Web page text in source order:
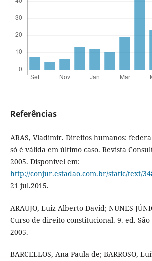
Referências
ARAS, Vladimir. Direitos humanos:
só é válida em último caso. Revista
2005. Disponível em:
http://conjur.estadao.com.br/static/text/
21 jul.2015.
ARAUJO, Luiz Alberto David; NUNES
Curso de direito constitucional. 9. ed. São
2005.
BARCELLOS, Ana Paula de; BARROSO,